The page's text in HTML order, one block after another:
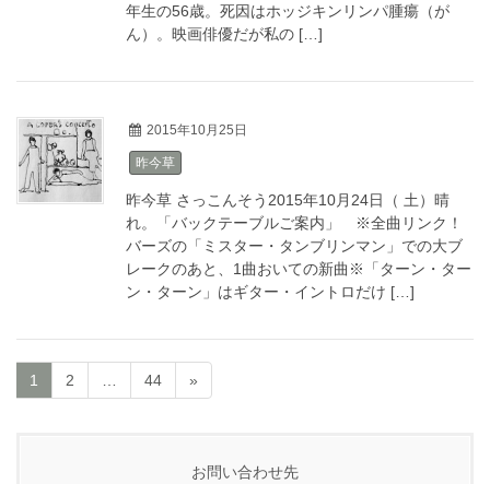
年生の56歳。死因はホッジキンリンパ腫瘍（が
ん）。映画俳優だが私の […]
2015年10月25日
昨今草
昨今草 さっこんそう2015年10月24日（ 土）晴
れ。「バックテーブルご案内」 ※全曲リンク！
バーズの「ミスター・タンブリンマン」での大ブ
レークのあと、1曲おいての新曲※「ターン・ター
ン・ターン」はギター・イントロだけ […]
1 2 44 »
お問い合わせ先